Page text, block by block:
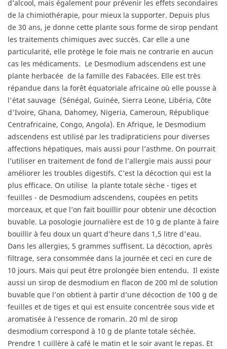
d’alcool, mais également pour prévenir les effets secondaires
de la chimiothérapie, pour mieux la supporter. Depuis plus
de 30 ans, je donne cette plante sous forme de sirop pendant
les traitements chimiques avec succès. Car elle a une
particularité, elle protège le foie mais ne contrarie en aucun
cas les médicaments. Le Desmodïum adscendens est une
plante herbacée de la famille des Fabacées. Elle est très
répandue dans la forêt équatoriale africaine où elle pousse à
l'état sauvage (Sénégal, Guinée, Sierra Leone, Libéria, Côte
d'Ivoire, Ghana, Dahomey, Nigeria, Cameroun, République
Centrafricaine, Congo, Angola). En Afrique, le Desmodium
adscendens est utilisé par les tradipraticiens pour diverses
affections hépatiques, mais aussi pour l’asthme. On pourrait
l’utiliser en traitement de fond de l’allergie mais aussi pour
améliorer les troubles digestifs. C’est la décoction qui est la
plus efficace. On utilise la plante totale sèche - tiges et
feuilles - de Desmodium adscendens, coupées en petits
morceaux, et que l’on fait bouillir pour obtenir une décoction
buvable. La posologie journalière est de 10 g de plante à faire
bouillir à feu doux un quart d’heure dans 1,5 litre d'eau.
Dans les allergies, 5 grammes suffisent. La décoction, après
filtrage, sera consommée dans la journée et ceci en cure de
10 jours. Mais qui peut être prolongée bien entendu. Il existe
aussi un sirop de desmodium en flacon de 200 ml de solution
buvable que l’on obtient à partir d’une décoction de 100 g de
feuilles et de tiges et qui est ensuite concentrée sous vide et
aromatisée à l’essence de romarin. 20 ml de sirop
desmodium correspond à 10 g de plante totale séchée.
Prendre 1 cuillère à café le matin et le soir avant le repas. Et